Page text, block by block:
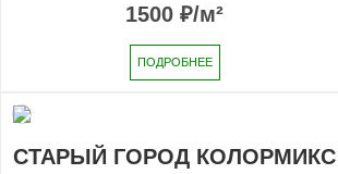
1500 ₽/м²
ПОДРОБНЕЕ
СТАРЫЙ ГОРОД КОЛОРМИКС